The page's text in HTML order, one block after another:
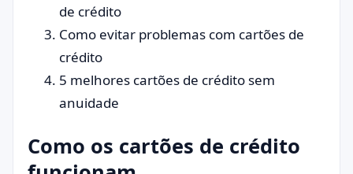
de crédito
Como evitar problemas com cartões de
crédito
5 melhores cartões de crédito sem
anuidade
Como os cartões de crédito